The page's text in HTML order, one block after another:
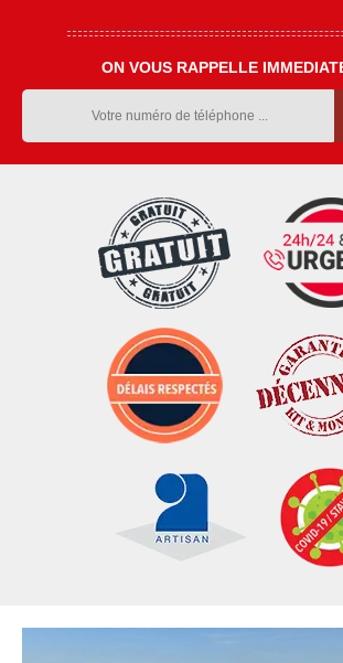
ON VOUS RAPPELLE